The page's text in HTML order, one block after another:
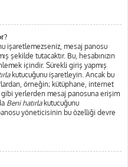
işaretlemezseniz, mesaj panosu
şekilde tutacaktır. Bu, hesabınızın
içindir. Sürekli giriş yapmış
kutucuğunu işaretleyin. Ancak bu
örneğin; kütüphane, internet
yerlerden mesaj panosuna erişim
Beni hatırlakutucuğunu
yöneticisinin bu özelliği devre